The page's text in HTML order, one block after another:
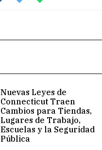
Nuevas Leyes de
Connecticut Traen
Cambios para Tiendas,
Lugares de Trabajo,
Escuelas y la Seguridad
Pública